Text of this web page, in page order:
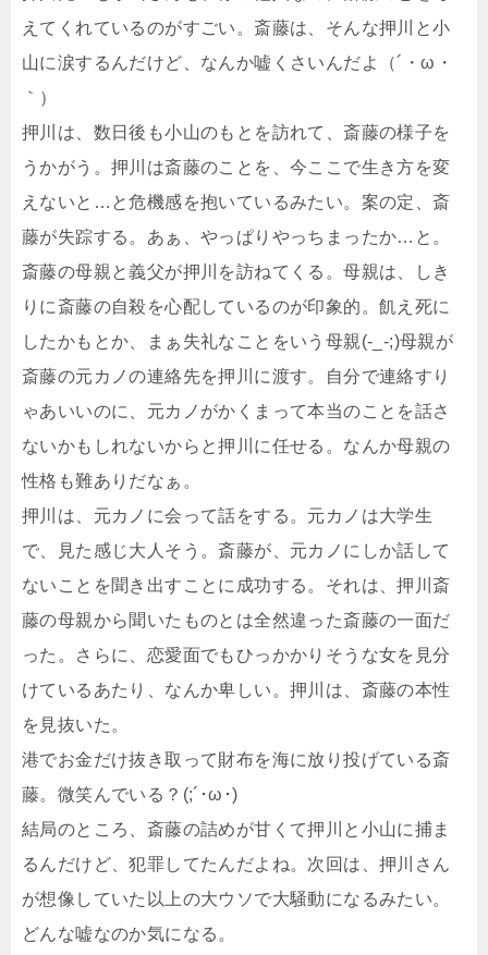
えてくれているのがすごい。斎藤は、そんな押川と小
山に涙するんだけど、なんか嘘くさいんだよ（´・ω・
｀）
押川は、数日後も小山のもとを訪れて、斎藤の様子を
うかがう。押川は斎藤のことを、今ここで生き方を変
えないと…と危機感を抱いているみたい。案の定、斎
藤が失踪する。あぁ、やっぱりやっちまったか…と。
斎藤の母親と義父が押川を訪ねてくる。母親は、しき
りに斎藤の自殺を心配しているのが印象的。飢え死に
したかもとか、まぁ失礼なことをいう母親(-_-;)母親が
斎藤の元カノの連絡先を押川に渡す。自分で連絡すり
ゃあいいのに、元カノがかくまって本当のことを話さ
ないかもしれないからと押川に任せる。なんか母親の
性格も難ありだなぁ。
押川は、元カノに会って話をする。元カノは大学生
で、見た感じ大人そう。斎藤が、元カノにしか話して
ないことを聞き出すことに成功する。それは、押川斎
藤の母親から聞いたものとは全然違った斎藤の一面だ
った。さらに、恋愛面でもひっかかりそうな女を見分
けているあたり、なんか卑しい。押川は、斎藤の本性
を見抜いた。
港でお金だけ抜き取って財布を海に放り投げている斎
藤。微笑んでいる？(;´･ω･)
結局のところ、斎藤の詰めが甘くて押川と小山に捕ま
るんだけど、犯罪してたんだよね。次回は、押川さん
が想像していた以上の大ウソで大騒動になるみたい。
どんな嘘なのか気になる。